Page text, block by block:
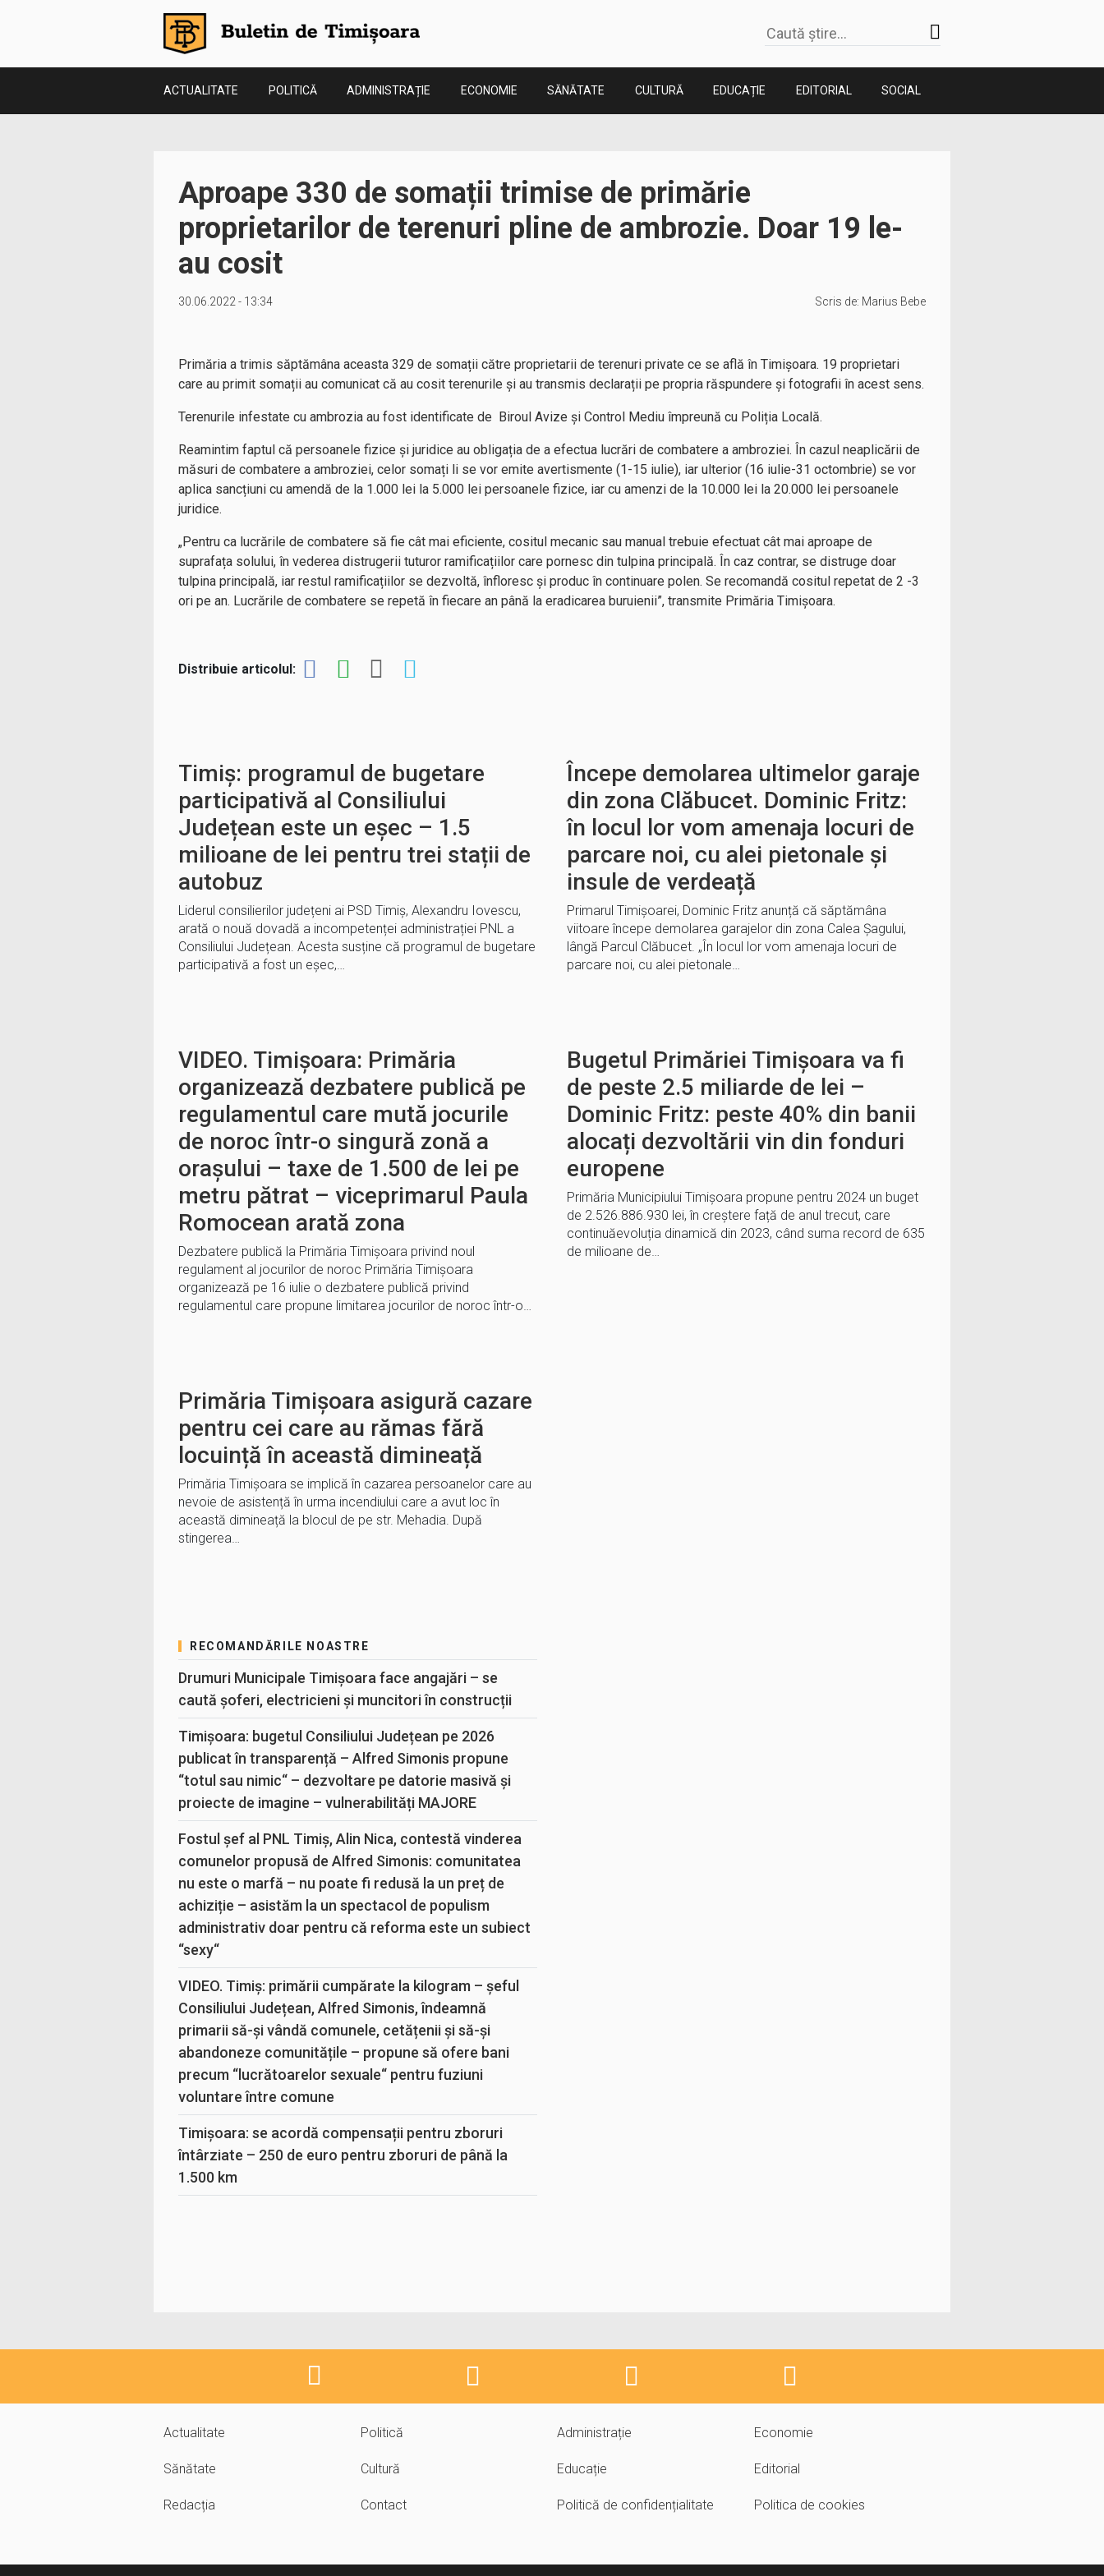
ACTUALITATE POLITICĂ ADMINISTRAȚIE ECONOMIE SĂNĂTATE CULTURĂ EDUCAȚIE EDITORIAL SOCIAL
Aproape 330 de somații trimise de primărie
proprietarilor de terenuri pline de ambrozie. Doar 19 le-
au cosit
30.06.2022 - 13:34 Scris de: Marius Bebe
Primăria a trimis săptămâna aceasta 329 de somații către proprietarii de terenuri private ce se află în Timișoara. 19 proprietari
care au primit somații au comunicat că au cosit terenurile și au transmis declarații pe propria răspundere și fotografii în acest sens.
Terenurile infestate cu ambrozia au fost identificate de Biroul Avize și Control Mediu împreună cu Poliția Locală.
Reamintim faptul că persoanele fizice și juridice au obligația de a efectua lucrări de combatere a ambroziei. În cazul neaplicării de
măsuri de combatere a ambroziei, celor somați li se vor emite avertismente (1-15 iulie), iar ulterior (16 iulie-31 octombrie) se vor
aplica sancțiuni cu amendă de la 1.000 lei la 5.000 lei persoanele fizice, iar cu amenzi de la 10.000 lei la 20.000 lei persoanele
juridice.
„Pentru ca lucrările de combatere să fie cât mai eficiente, cositul mecanic sau manual trebuie efectuat cât mai aproape de
suprafața solului, în vederea distrugerii tuturor ramificațiilor care pornesc din tulpina principală. În caz contrar, se distruge doar
tulpina principală, iar restul ramificațiilor se dezvoltă, înfloresc și produc în continuare polen. Se recomandă cositul repetat de 2 -3
ori pe an. Lucrările de combatere se repetă în fiecare an până la eradicarea buruienii”, transmite Primăria Timișoara.
Distribuie articolul:
Timiș: programul de bugetare
participativă al Consiliului
Județean este un eșec – 1.5
milioane de lei pentru trei stații de
autobuz
Liderul consilierilor județeni ai PSD Timiș, Alexandru Iovescu,
arată o nouă dovadă a incompetenței administrației PNL a
Consiliului Județean. Acesta susține că programul de bugetare
participativă a fost un eșec,…
Începe demolarea ultimelor garaje
din zona Clăbucet. Dominic Fritz:
în locul lor vom amenaja locuri de
parcare noi, cu alei pietonale și
insule de verdeață
Primarul Timișoarei, Dominic Fritz anunță că săptămâna
viitoare începe demolarea garajelor din zona Calea Șagului,
lângă Parcul Clăbucet. „În locul lor vom amenaja locuri de
parcare noi, cu alei pietonale…
VIDEO. Timișoara: Primăria
organizează dezbatere publică pe
regulamentul care mută jocurile
de noroc într-o singură zonă a
orașului – taxe de 1.500 de lei pe
metru pătrat – viceprimarul Paula
Romocean arată zona
Dezbatere publică la Primăria Timișoara privind noul
regulament al jocurilor de noroc Primăria Timișoara
organizează pe 16 iulie o dezbatere publică privind
regulamentul care propune limitarea jocurilor de noroc într-o…
Bugetul Primăriei Timișoara va fi
de peste 2.5 miliarde de lei –
Dominic Fritz: peste 40% din banii
alocați dezvoltării vin din fonduri
europene
Primăria Municipiului Timișoara propune pentru 2024 un buget
de 2.526.886.930 lei, în creștere față de anul trecut, care
continuăevoluția dinamică din 2023, când suma record de 635
de milioane de…
Primăria Timișoara asigură cazare
pentru cei care au rămas fără
locuință în această dimineață
Primăria Timișoara se implică în cazarea persoanelor care au
nevoie de asistență în urma incendiului care a avut loc în
această dimineață la blocul de pe str. Mehadia. După
stingerea…
RECOMANDĂRILE NOASTRE
Drumuri Municipale Timișoara face angajări – se
caută șoferi, electricieni și muncitori în construcții
Timișoara: bugetul Consiliului Județean pe 2026
publicat în transparență – Alfred Simonis propune
“totul sau nimic“ – dezvoltare pe datorie masivă și
proiecte de imagine – vulnerabilități MAJORE
Fostul șef al PNL Timiș, Alin Nica, contestă vinderea
comunelor propusă de Alfred Simonis: comunitatea
nu este o marfă – nu poate fi redusă la un preț de
achiziție – asistăm la un spectacol de populism
administrativ doar pentru că reforma este un subiect
“sexy“
VIDEO. Timiș: primării cumpărate la kilogram – șeful
Consiliului Județean, Alfred Simonis, îndeamnă
primarii să-și vândă comunele, cetățenii și să-și
abandoneze comunitățile – propune să ofere bani
precum “lucrătoarelor sexuale“ pentru fuziuni
voluntare între comune
Timișoara: se acordă compensații pentru zboruri
întârziate – 250 de euro pentru zboruri de până la
1.500 km
Actualitate Politică Administrație Economie
Sănătate Cultură Educație Editorial
Redacția Contact Politică de confidențialitate Politica de cookies